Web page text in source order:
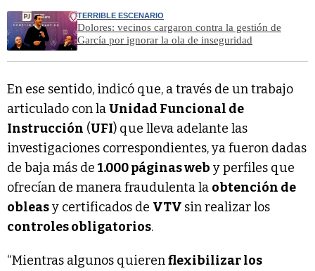
TERRIBLE ESCENARIO
Dolores: vecinos cargaron contra la gestión de
García por ignorar la ola de inseguridad
En ese sentido, indicó que, a través de un trabajo
articulado con laUnidad Funcional de
Instrucción (UFI) que lleva adelante las
investigaciones correspondientes, ya fueron dadas
de baja más de1.000 páginas web y perfiles que
ofrecían de manera fraudulenta la obtención de
obleasy certificados de VTV sin realizar los
controles obligatorios.
“Mientras algunos quierenflexibilizar los